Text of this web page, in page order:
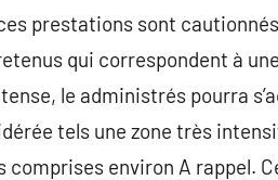
prestations sont
qui correspondent à
le administrés pourra
tels une zone très
environ A rappel.